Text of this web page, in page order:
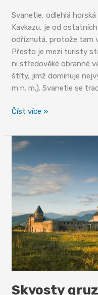
Svanetie, odlehlá
Kavkazu, je od
odříznutá, protože tam
Přesto je mezi turisty
ni středověké obranné
štíty, jimž dominuje
m n. m.). Svanetie se
Svanetie
kraj,
kde
zastavil
čas
Číst více »
Skvosty